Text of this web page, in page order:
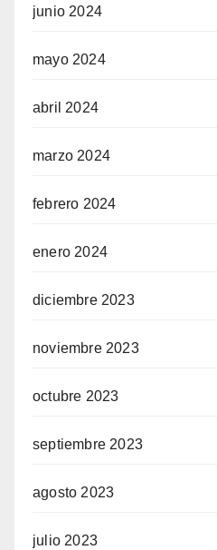
junio 2024
mayo 2024
abril 2024
marzo 2024
febrero 2024
enero 2024
diciembre 2023
noviembre 2023
octubre 2023
septiembre 2023
agosto 2023
julio 2023